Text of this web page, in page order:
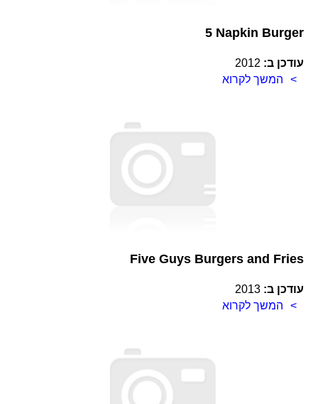
5 Napkin Burger
עודכן ב: 2012
המשך לקרוא
Five Guys Burgers and Fries
עודכן ב: 2013
המשך לקרוא